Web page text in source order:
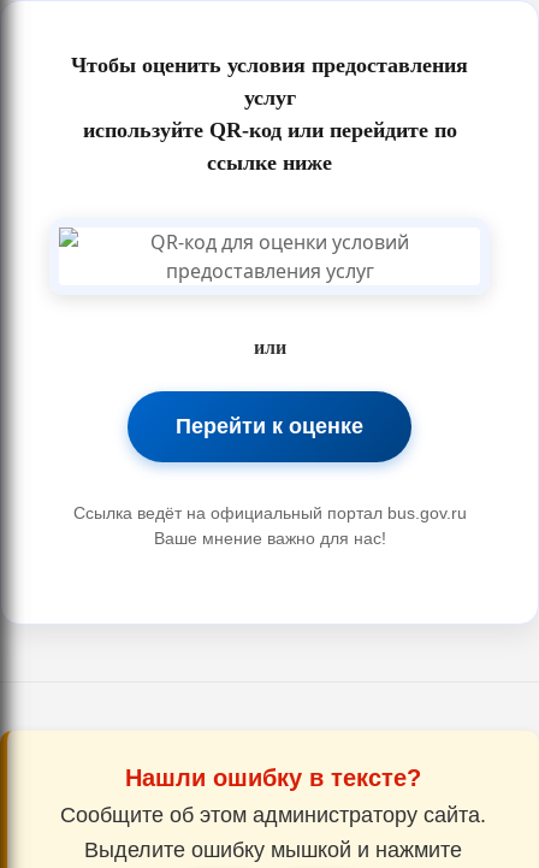
Чтобы оценить условия предоставления
услуг
используйте QR-код или перейдите по
ссылке ниже
или
Перейти к оценке
Ссылка ведёт на официальный портал bus.gov.ru
Ваше мнение важно для нас!
Нашли ошибку в тексте?
Сообщите об этом администратору сайта.
Выделите ошибку мышкой и нажмите